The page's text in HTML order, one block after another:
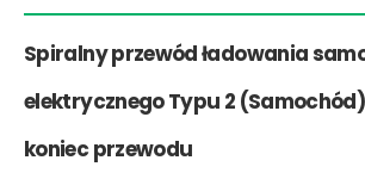
Spiralny przewód ładowania
elektrycznego Typu 2
koniec przewodu